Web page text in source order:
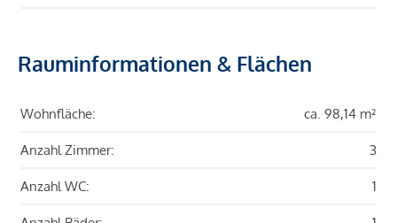
Rauminformationen & Flächen
Wohnfläche: ca. 98,14 m²
Anzahl Zimmer: 3
Anzahl WC: 1